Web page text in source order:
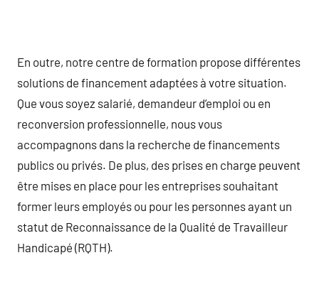
En outre, notre centre de formation propose différentes
solutions de financement adaptées à votre situation.
Que vous soyez salarié, demandeur d’emploi ou en
reconversion professionnelle, nous vous
accompagnons dans la recherche de financements
publics ou privés. De plus, des prises en charge peuvent
être mises en place pour les entreprises souhaitant
former leurs employés ou pour les personnes ayant un
statut de Reconnaissance de la Qualité de Travailleur
Handicapé (RQTH).